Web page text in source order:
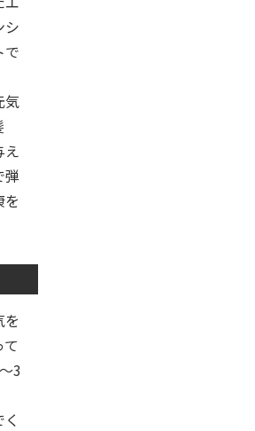
シ
で
気
え
弾
を
を
3